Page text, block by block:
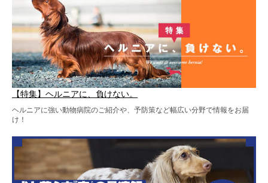
【特集】ヘルニアに、負けない。
ヘルニアに強い動物病院のご紹介や、予防策など幅広い分野で情報をお届
け！